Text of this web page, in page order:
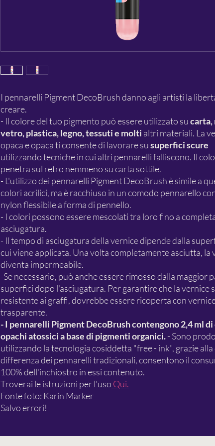
I pennarelli Pigment DecoBrush danno agli artisti la
creare.
- Il colore del tuo pigmento può essere utilizzato sucarta,
vetro, plastica, legno, tessuti e molti altri materiali. La
opaca e opaca ti consente di lavorare susuperfici scure
utilizzando tecniche in cui altri pennarelli falliscono. Il
penetra sul retro nemmeno su carta sottile.
- L'utilizzo dei pennarelli Pigment DecoBrush è simile a
colori acrilici, ma è racchiuso in un comodo pennarello
nylon flessibile a forma di pennello.
- I colori possono essere mescolati tra loro fino a
asciugatura.
- Il tempo di asciugatura della vernice dipende dalla
cui viene applicata. Una volta completamente asciutta, la
diventa impermeabile.
-Se necessario, può anche essere rimosso dalla maggior
superfici dopo l'asciugatura. Per garantire che la vernice
resistente ai graffi, dovrebbe essere ricoperta con
trasparente.
- I pennarelli Pigment DecoBrush contengono 2,4 ml
opachi atossici a base di pigmenti organici.- Sono
utilizzando la tecnologia cosiddetta "free - ink", grazie alla
differenza dei pennarelli tradizionali, consentono il
100% dell'inchiostro in essi contenuto.
Troverai le istruzioni per l'uso Qui.
Fonte foto: Karin Marker
Salvo errori!